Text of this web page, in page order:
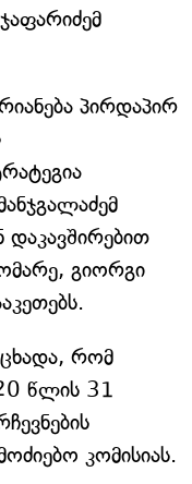
პირდაპირ
დაკავშირებით
გიორგი
რომ
წლის 31
კომისიას.